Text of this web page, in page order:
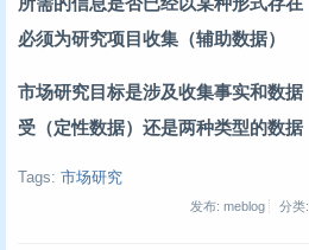
必须为研究项目收集（辅助数据）
市场研究目标是涉及收集事实和数
受（定性数据）还是两种类型的数据
Tags: 市场研究
发布: meblog 分类